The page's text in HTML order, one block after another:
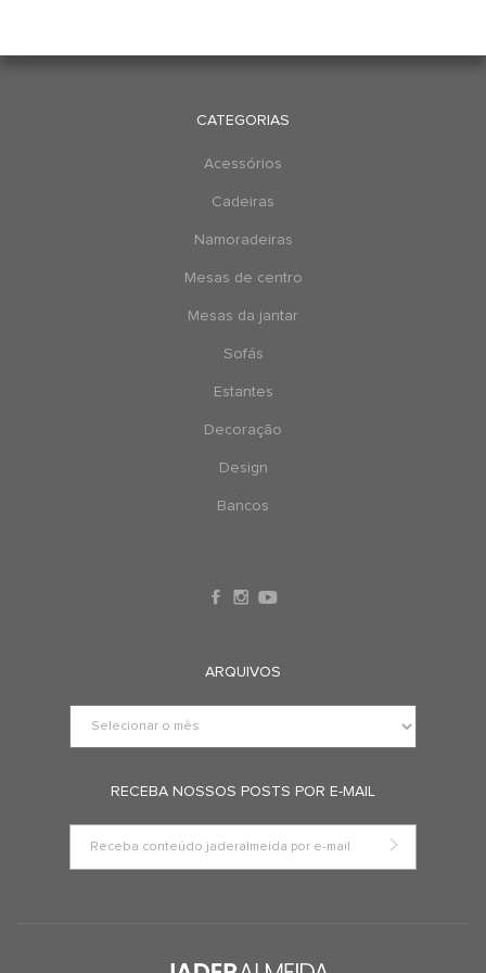
CATEGORIAS
Acessórios
Cadeiras
Namoradeiras
Mesas de centro
Mesas da jantar
Sofás
Estantes
Decoração
Design
Bancos
ARQUIVOS
RECEBA NOSSOS POSTS POR E-MAIL